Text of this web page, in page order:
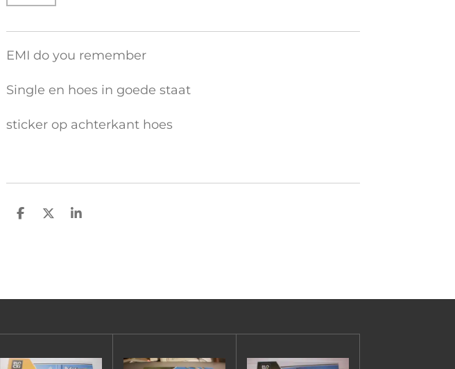
EMI do you remember
Single en hoes in goede staat
sticker op achterkant hoes
D
D
S